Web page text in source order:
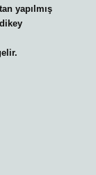
yapılmış